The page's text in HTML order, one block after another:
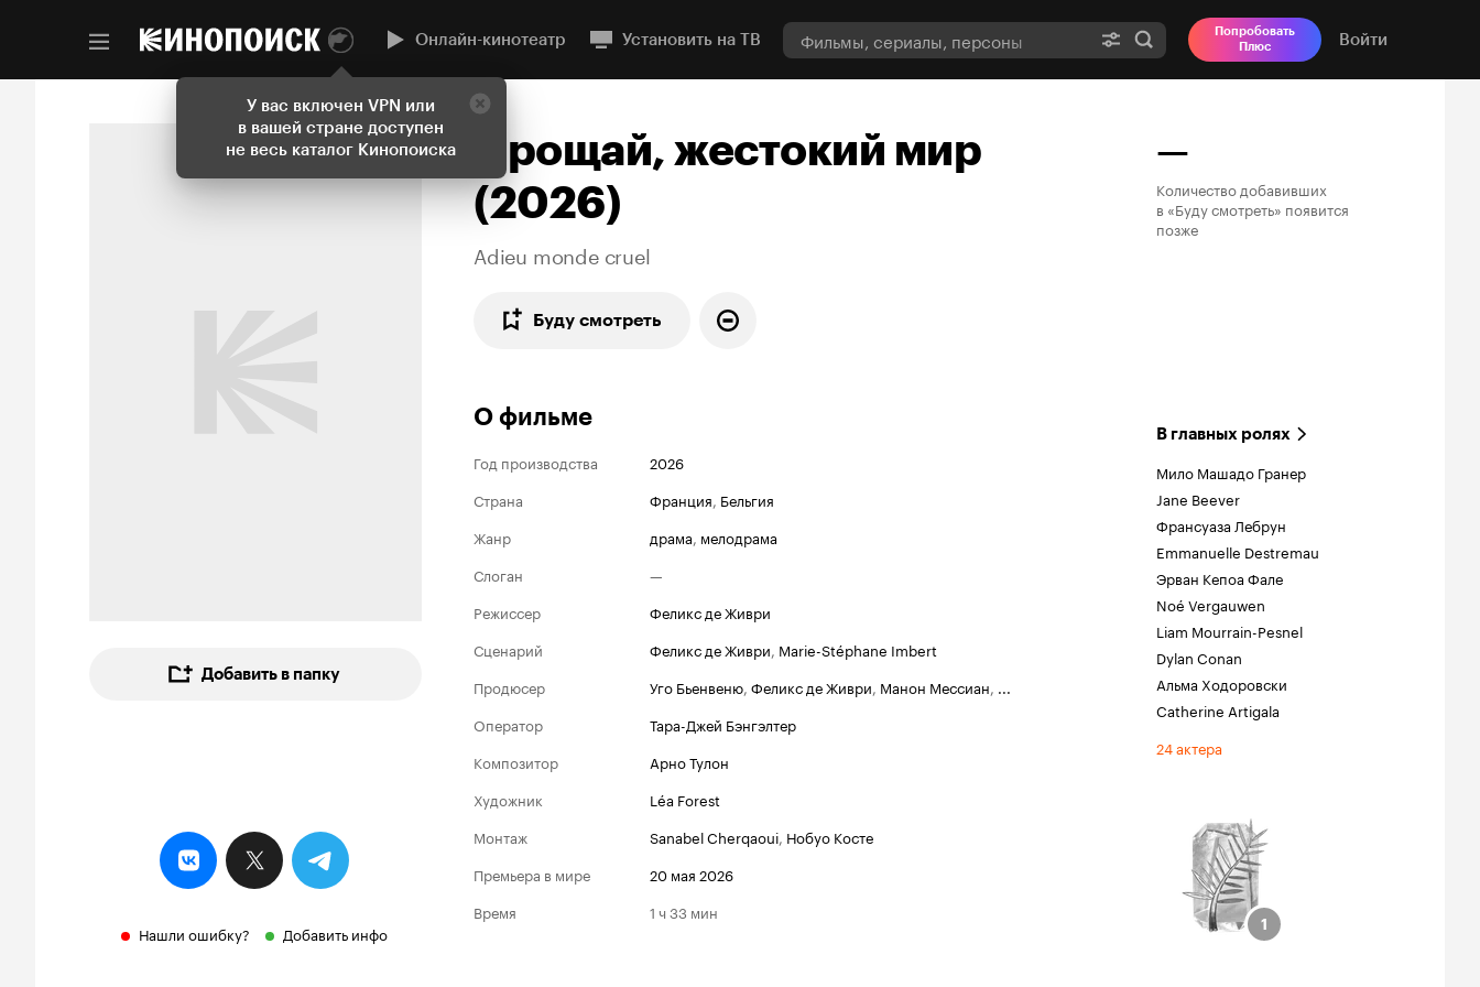
У вас включен VPN или
в вашей стране доступен
не весь каталог Кинопоиска
Онлайн-кинотеатр Установить на ТВ
Попробовать
Плюс
Войти
Добавить в папку
Нашли ошибку? Добавить инфо
Прощай, жестокий мир
(2026)
Adieu monde cruel
Буду смотреть
—
Количество добавивших
в «Буду смотреть» появится
позже
О фильме
Год производства
2026
Страна
Франция, Бельгия
Жанр
драма, мелодрама
Слоган
—
Режиссер
Феликс де Живри
Сценарий
Феликс де Живри, Marie-Stéphane Imbert
Продюсер
Уго Бьенвеню, Феликс де Живри, Манон Мессиан, ...
Оператор
Тара-Джей Бэнгэлтер
Композитор
Арно Тулон
Художник
Léa Forest
Монтаж
Sanabel Cherqaoui, Нобуо Косте
Премьера в мире
20 мая 2026
Время
1 ч 33 мин
В главных ролях
Мило Машадо Гранер
Jane Beever
Франсуаза Лебрун
Emmanuelle Destremau
Эрван Кепоа Фале
Noé Vergauwen
Liam Mourrain-Pesnel
Dylan Conan
Альма Ходоровски
Catherine Artigala
24 актера
1
Каннский кинофестиваль
1